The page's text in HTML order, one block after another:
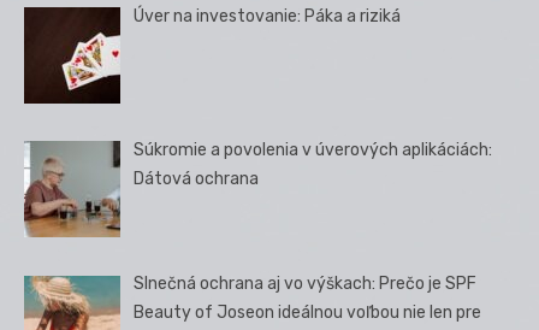
Úver na investovanie: Páka a riziká
Súkromie a povolenia v úverových aplikáciách:
Dátová ochrana
Slnečná ochrana aj vo výškach: Prečo je SPF
Beauty of Joseon ideálnou voľbou nie len pre